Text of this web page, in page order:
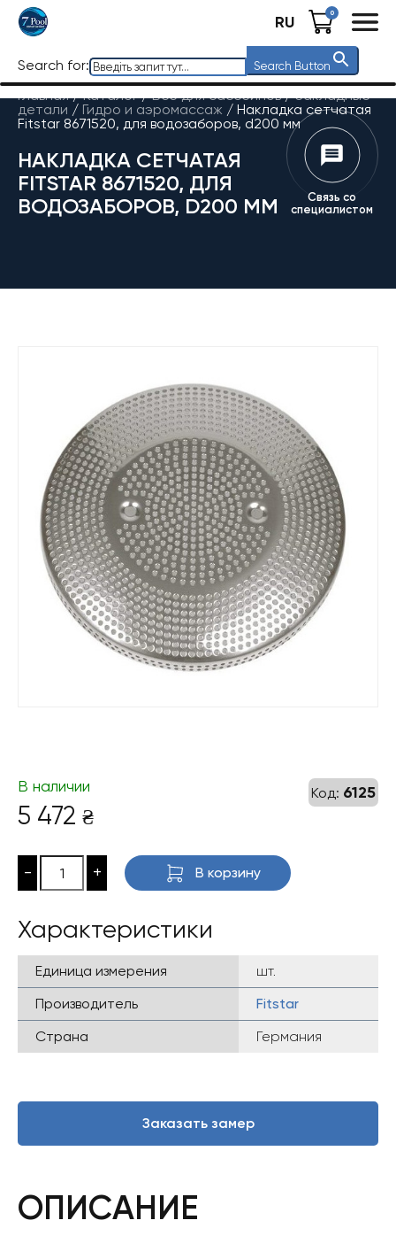
RU 0
Search for: Search Button
Главная / Каталог/Все для бассейнов/Закладные
детали / Гидро и аэромассаж / Накладка сетчатая
Fitstar 8671520, для водозаборов, d200 мм
НАКЛАДКА СЕТЧАТАЯ
FITSTAR 8671520, ДЛЯ
ВОДОЗАБОРОВ, D200 ММ
Связь со
специалистом
Код: 6125
В наличии
5 472 ₴
- + В корзину
Характеристики
Единица измерения
шт.
Производитель
Fitstar
Страна
Германия
Заказать замер
ОПИСАНИЕ